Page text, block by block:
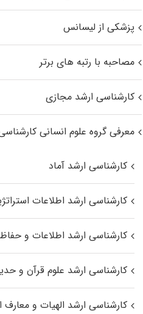
پزشکی از لیسانس
مصاحبه با رتبه های برتر
کارشناسی ارشد مجازی
معرفی گروه علوم انسانی
کارشناسی ارشد آماد
کارشناسی ارشد اطلاعات
کارشناسی ارشد اطلاعات و
کارشناسی ارشد علوم قرآن و
کارشناسی ارشد الهیات و